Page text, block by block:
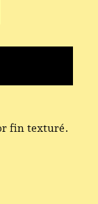
fin texturé.